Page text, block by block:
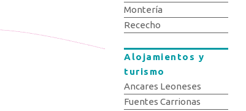
Montería
Rececho
Alojamientos y
turismo
Ancares Leoneses
Fuentes Carrionas